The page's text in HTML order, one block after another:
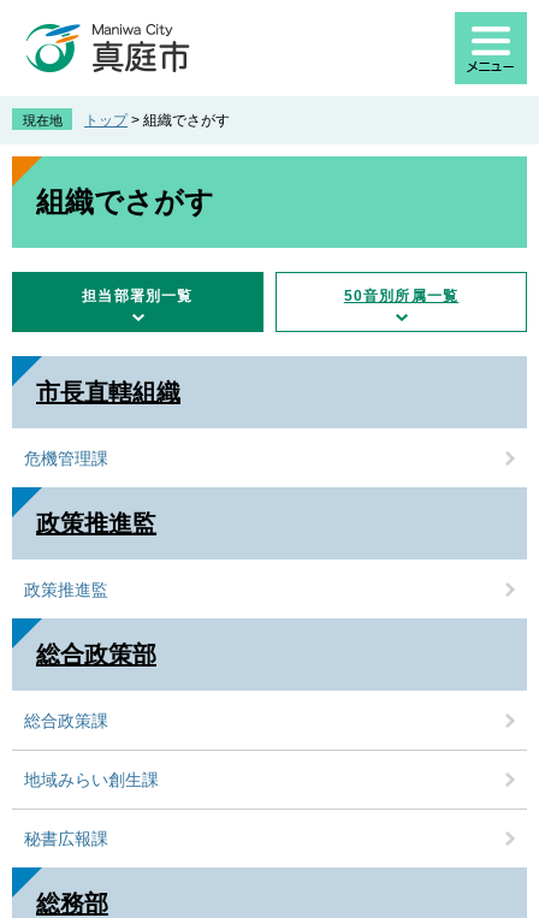
先
す
を
し
現在地 トップ > 組織でさがす
本
組織でさがす
担当部署別一覧 50音別所属一覧
市長直轄組織
危機管理課
政策推進監
政策推進監
総合政策部
総合政策課
地域みらい創生課
秘書広報課
総務部